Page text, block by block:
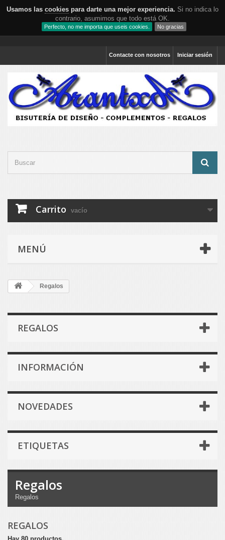
Usamos las cookies para darte una mejor experiencia. Si no indica lo
contrario, asumimos que todo está OK.
Perfecto, no me importa que useis cookies. No gracias
Iniciar sesión
Contacte con nosotros
Carrito vacío
MENÚ
Regalos
REGALOS
INFORMACIÓN
NOVEDADES
ETIQUETAS
Regalos
Regalos
REGALOS